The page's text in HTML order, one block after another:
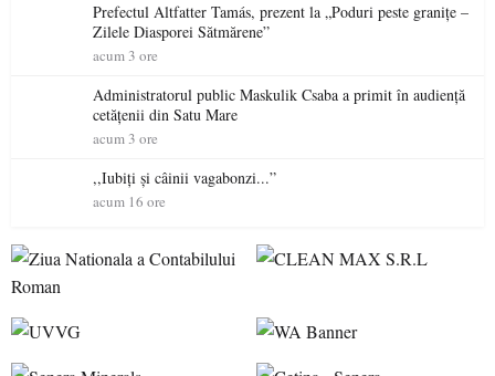
Prefectul Altfatter Tamás, prezent la „Poduri peste granițe –
Zilele Diasporei Sătmărene”
acum 3 ore
Administratorul public Maskulik Csaba a primit în audiență
cetățenii din Satu Mare
acum 3 ore
,,Iubiți și câinii vagabonzi...”
acum 16 ore